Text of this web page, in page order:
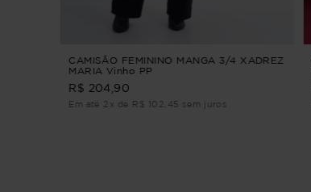
CAMISÃO FEMININO MANGA 3/4 XADREZ
MARIA Vinho PP
R$ 204,90
Em até 2x de R$ 102,45 sem juros